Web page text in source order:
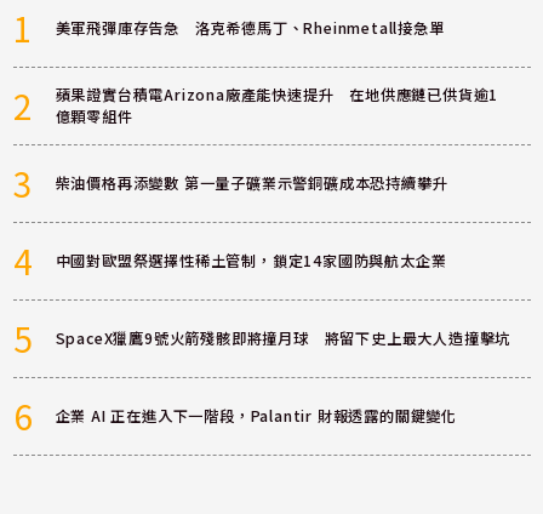
1 美軍飛彈庫存告急 洛克希德馬丁、Rheinmetall接急單
2
蘋果證實台積電Arizona廠產能快速提升 在地供應鏈已供貨逾1
億顆零組件
3 柴油價格再添變數 第一量子礦業示警銅礦成本恐持續攀升
4 中國對歐盟祭選擇性稀土管制，鎖定14家國防與航太企業
5 SpaceX獵鷹9號火箭殘骸即將撞月球 將留下史上最大人造撞擊坑
6 企業 AI 正在進入下一階段，Palantir 財報透露的關鍵變化